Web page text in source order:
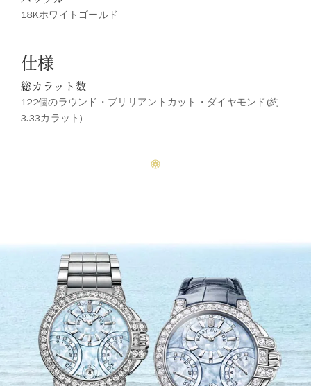
18Kホワイトゴールド
仕様
総カラット数
122個のラウンド・ブリリアントカット・ダイヤモンド(約
3.33カラット)